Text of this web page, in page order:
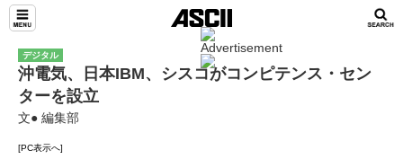
デジタル
沖電気、日本IBM、シスコがコンピテンス・セン
ターを設立
文● 編集部
[PC表示へ]